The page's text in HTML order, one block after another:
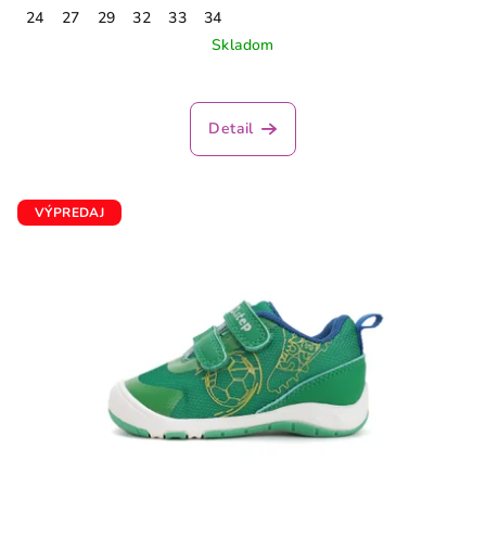
24 27 29 32 33
34
Skladom
Detail
VÝPREDAJ